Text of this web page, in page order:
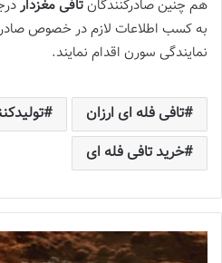
هم چنین صادرکنندگانتافی مغزدار
به کسب اطلاعات لازم در خصوص
نمایندگی سورن اقدام نمایند.
تافی فله ای ارزان
خرید تافی فله ای